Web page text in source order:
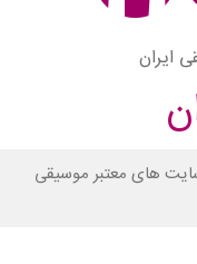
ایران
های معتبر موسیقی